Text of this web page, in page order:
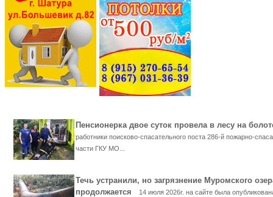
Пенсионерка двое суток провела в лесу на
работники поисково-спасательного поста 286-й пожарно-
части ГКУ МО...
Течь устранили, но загрязнение Муромского
продолжается
14 июля 2026г. на сайте была